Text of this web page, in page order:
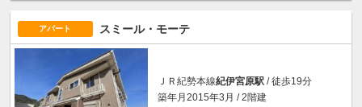
アパート スミール・モーテ
ＪＲ紀勢本線紀伊宮原駅 / 徒歩19分
築年月2015年3月 / 2階建